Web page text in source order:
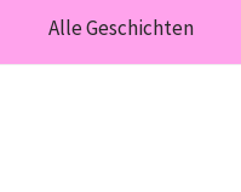
Alle Geschichten